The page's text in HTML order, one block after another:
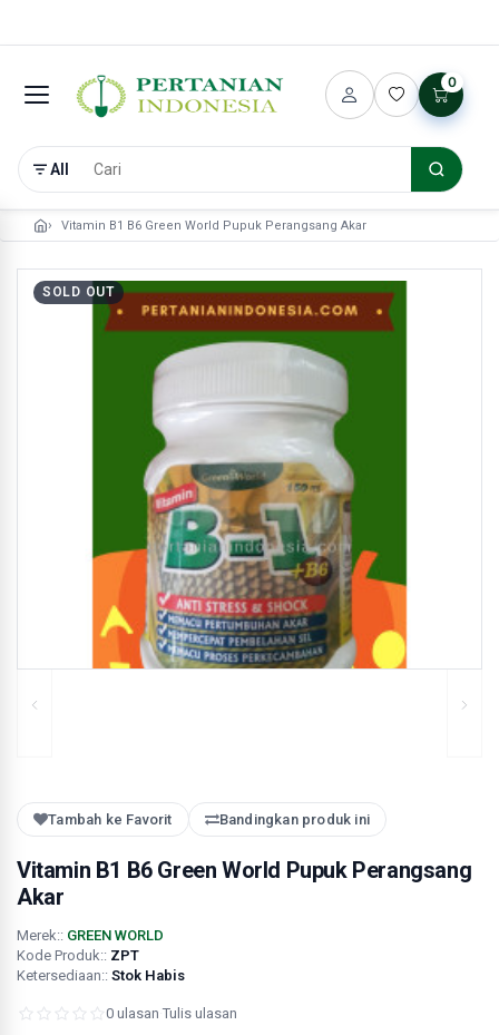
All
0
Vitamin B1 B6 Green World Pupuk Perangsang Akar
SOLD OUT
Tambah ke Favorit Bandingkan produk ini
Vitamin B1 B6 Green World Pupuk Perangsang
Akar
Merek:: GREEN WORLD
Kode Produk:: ZPT
Ketersediaan:: Stok Habis
0 ulasan Tulis ulasan